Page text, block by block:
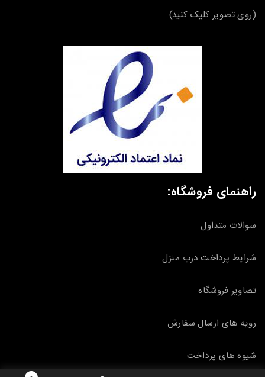
(روی تصویر کلیک کنید)
راهنمای فروشگاه:
سوالات متداول
شرایط پرداخت درب منزل
تصاویر فروشگاه
رویه های ارسال سفارش
شیوه های پرداخت